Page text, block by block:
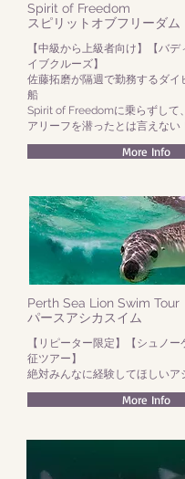
Spirit of Freedom
​スピリットオブフリーダム
【中級から上級者向け】【バ
イブクルーズ】
佐藤拓磨が隔週で勤務するダイ
船
​Spirit of Freedomに乗らずして
アリーフを潜ったとは言えない
More Info
Perth Sea Lion Swim Tour
パースアシカスイム
【リピーター限定】【シュノ
征ツアー】
絶対みんなに経験してほしいア
More Info